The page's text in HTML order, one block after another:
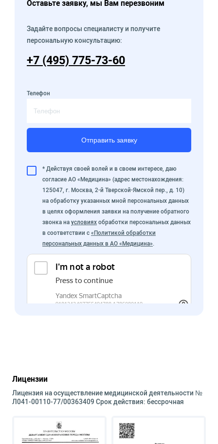
Оставьте заявку, мы Вам перезвоним
Задайте вопросы специалисту и получите
персональную консультацию:
+7 (495) 775-73-60
Телефон
Отправить заявку
* Действуя своей волей и в своем интересе, даю
согласие АО «Медицина» (адрес местонахождения:
125047, г. Москва, 2-й Тверской-Ямской пер., д. 10)
на обработку указанных мной персональных данных
в целях оформления заявки на получение обратного
звонка на условиях обработки персональных данных
в соответствии с «Политикой обработки
персональных данных в АО «Медицина».
Лицензии
Лицензия на осуществление медицинской деятельности №
Л041-00110-77/00363409 Срок действия: бессрочная